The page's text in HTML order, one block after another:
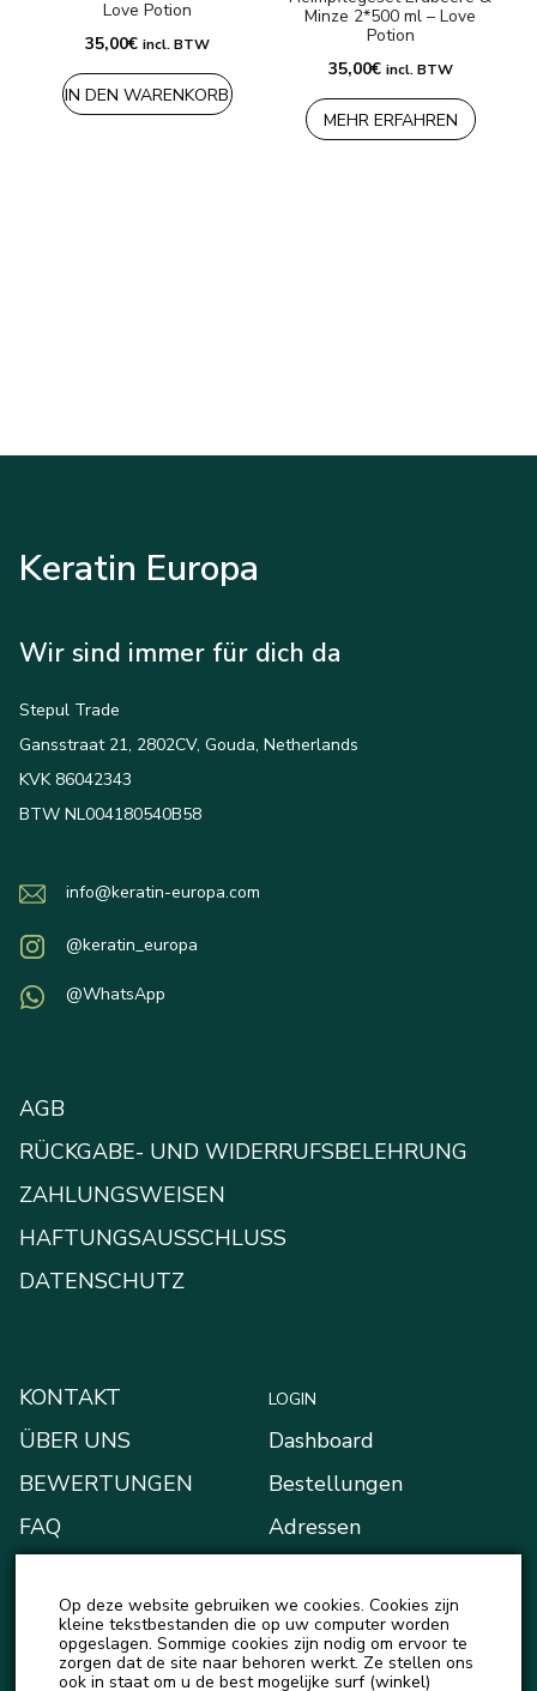
Love Potion
35,00€ incl. BTW
IN DEN WARENKORB
Minze 2*500 ml – Love
Potion
35,00€ incl. BTW
MEHR ERFAHREN
Keratin Europa
Wir sind immer für dich da
Stepul Trade
Gansstraat 21, 2802CV, Gouda, Netherlands
KVK 86042343
BTW NL004180540B58
info@keratin-europa.com
@keratin_europa
@WhatsApp
AGB
RÜCKGABE- UND WIDERRUFSBELEHRUNG
ZAHLUNGSWEISEN
HAFTUNGSAUSSCHLUSS
DATENSCHUTZ
KONTAKT
ÜBER UNS
BEWERTUNGEN
FAQ
NEUIGKEITEN
LOGIN
Dashboard
Bestellungen
Adressen
Mein Portemonnaie
Kontodetails
Op deze website gebruiken we cookies. Cookies zijn
kleine tekstbestanden die op uw computer worden
opgeslagen. Sommige cookies zijn nodig om ervoor te
zorgen dat de site naar behoren werkt. Ze stellen ons
ook in staat om u de best mogelijke surf (winkel)